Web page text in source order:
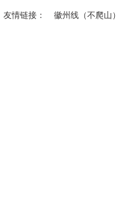
友情链接： 徽州线（不爬山